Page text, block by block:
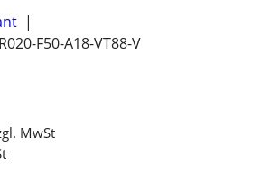
F50-A18-VT88-V
MwSt